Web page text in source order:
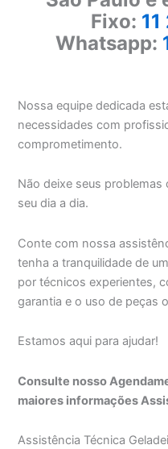
Fixo:
Whatsapp:
Nossa equipe dedicada
necessidades com
comprometimento.
Não deixe seus problemas
seu dia a dia.
Conte com nossa
tenha a tranquilidade de
por técnicos experientes,
garantia e o uso de peças
Estamos aqui para ajudar!
Consulte nosso
maiores informações
Assistência Técnica